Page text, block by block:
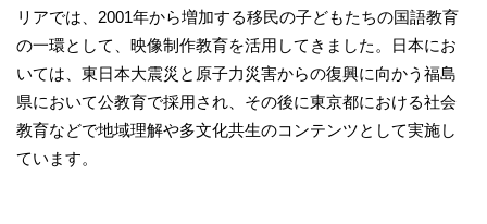
リアでは、2001年から増加する移民の子どもたちの国語教育
の一環として、映像制作教育を活用してきました。日本にお
いては、東日本大震災と原子力災害からの復興に向かう福島
県において公教育で採用され、その後に東京都における社会
教育などで地域理解や多文化共生のコンテンツとして実施し
ています。